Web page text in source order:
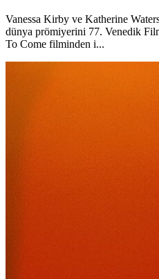
Vanessa Kirby ve Katherine
dünya prömiyerini 77. Venedik
To Come filminden i...